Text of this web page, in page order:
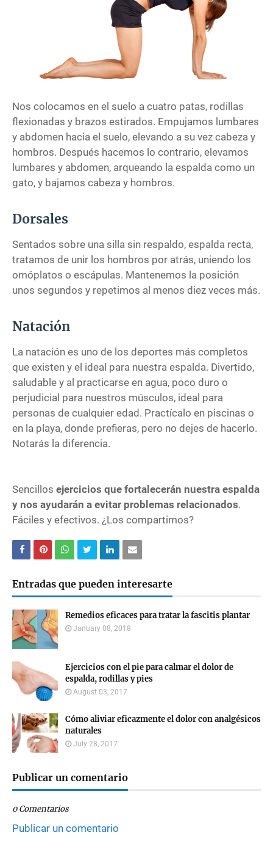
Nos colocamos en el suelo a cuatro patas, rodillas
flexionadas y brazos estirados. Empujamos lumbares
y abdomen hacia el suelo, elevando a su vez cabeza y
hombros. Después hacemos lo contrario, elevamos
lumbares y abdomen, arqueando la espalda como un
gato, y bajamos cabeza y hombros.
Dorsales
Sentados sobre una silla sin respaldo, espalda recta,
tratamos de unir los hombros por atrás, uniendo los
omóplatos o escápulas. Mantenemos la posición
unos segundos y repetimos al menos diez veces más.
Natación
La natación es uno de los deportes más completos
que existen y el ideal para nuestra espalda. Divertido,
saludable y al practicarse en agua, poco duro o
perjudicial para nuestros músculos, ideal para
personas de cualquier edad. Practícalo en piscinas o
en la playa, donde prefieras, pero no dejes de hacerlo.
Notarás la diferencia.
Sencillos ejercicios que fortalecerán nuestra espalda
y nos ayudarán a evitar problemas relacionados.
Fáciles y efectivos. ¿Los compartimos?
Entradas que pueden interesarte
Remedios eficaces para tratar la fascitis plantar
January 08, 2018
Ejercicios con el pie para calmar el dolor de
espalda, rodillas y pies
August 03, 2017
Cómo aliviar eficazmente el dolor con analgésicos
naturales
July 28, 2017
Publicar un comentario
0 Comentarios
Publicar un comentario